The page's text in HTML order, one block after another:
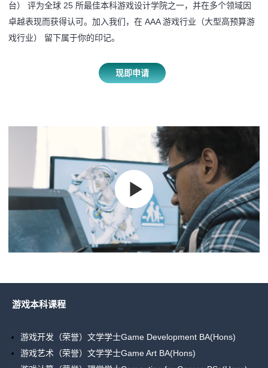
台） 评为全球 25 所最佳本科游戏设计学院之一，并在多个领域因
卓越表现而获得认可。加入我们，在 AAA 游戏行业（大型高预算游
戏行业） 留下属于你的印记。
现即申请
游戏本科课程
游戏开发（荣誉）文学学士Game Development BA(Hons)
游戏艺术（荣誉）文学学士Game Art BA(Hons)